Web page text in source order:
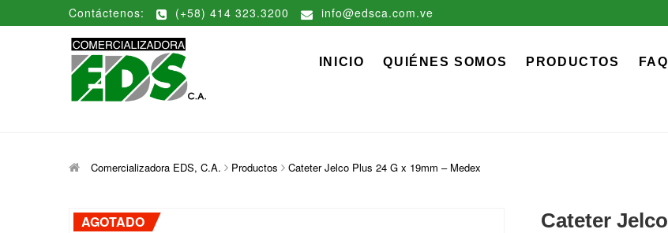
Contáctenos: (+58) 414 323.3200 info@edsca.com.ve
Comercializadora EDS, C.A.
INICIO QUIÉNES SOMOS PRODUCTOS FAQ
Comercializadora EDS, C.A. Productos Cateter Jelco Plus 24 G x 19mm – Medex
AGOTADO Cateter